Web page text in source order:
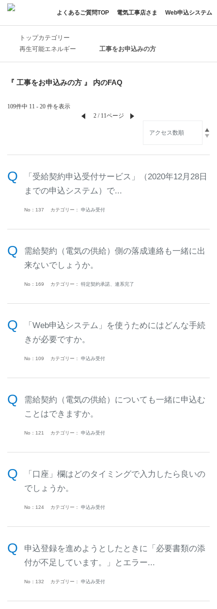
よくあるご質問TOP 電気工事店さま Web申込システム
トップカテゴリー
再生可能エネルギー
工事をお申込みの方
『 工事をお申込みの方 』 内のFAQ
109件中 11 - 20 件を表示
≪
2 / 11ページ ≫
「受給契約申込受付サービス」（2020年12月28日
までの申込システム）で...
No：137 カテゴリー： 申込み受付
需給契約（電気の供給）側の落成連絡も一緒に出
来ないでしょうか。
No：169 カテゴリー： 特定契約承諾、連系完了
「Web申込システム」を使うためにはどんな手続
きが必要ですか。
No：109 カテゴリー： 申込み受付
需給契約（電気の供給）についても一緒に申込む
ことはできますか。
No：121 カテゴリー： 申込み受付
「口座」欄はどのタイミングで入力したら良いの
でしょうか。
No：124 カテゴリー： 申込み受付
申込登録を進めようとしたときに「必要書類の添
付が不足しています。」とエラー...
No：132 カテゴリー： 申込み受付